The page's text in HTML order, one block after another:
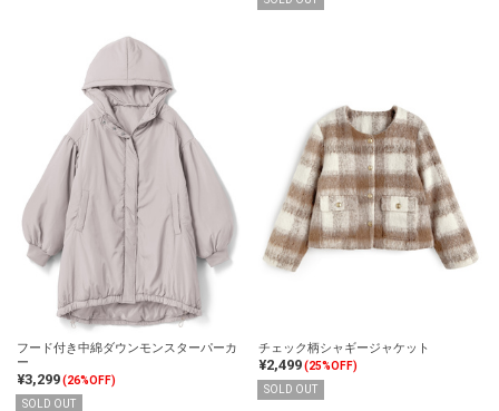
フード付き中綿ダウンモンスターパーカ
ー
¥3,299(26%OFF)
SOLD OUT
チェック柄シャギージャケット
¥2,499(25%OFF)
SOLD OUT